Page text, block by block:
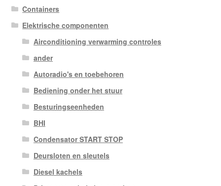
Containers
Elektrische componenten
Airconditioning verwarming controles
ander
Autoradio's en toebehoren
Bediening onder het stuur
Besturingseenheden
BHI
Condensator START STOP
Deursloten en sleutels
Diesel kachels